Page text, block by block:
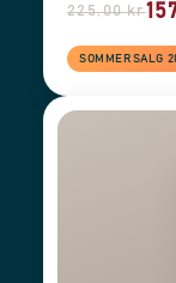
225,00 kr
SOMMERSALG